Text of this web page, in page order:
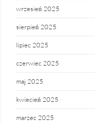
wrzesień 2025
sierpień 2025
lipiec 2025
czerwiec 2025
maj 2025
kwiecień 2025
marzec 2025